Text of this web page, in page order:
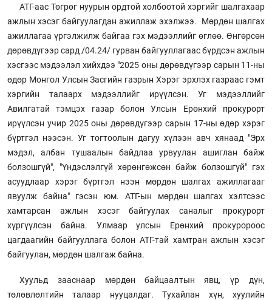
АТГ-аас Төгрөг нуурын ордтой холбоотой хэргийг шалгахаар
ажлын хэсэг байгуулагдан ажиллаж эхэлжээ. Мөрдөн шалгах
ажиллагаа үргэлжилж байгаа гэх мэдээллийг өглөө. Өнгөрсөн
дөрөвдүгээр сард /04.24/ гурван байгууллагаас бүрдсэн ажлын
хэсгээс мэдээлэл хийхдээ "2025 оны дөрөвдүгээр сарын 11-ны
өдөр Монгол Улсын Засгийн газрын Хэрэг эрхлэх газраас гэмт
хэргийн талаарх мэдээллийг ирүүлсэн. Уг мэдээллийг
Авилгатай тэмцэх газар болон Улсын Ерөнхий прокурорт
ирүүлсэн учир 2025 оны дөрөвдүгээр сарын 17-ны өдөр хэрэг
бүртгэл нээсэн. Уг тогтоолын дагуу хүлээн авч хянаад "Эрх
мэдэл, албан тушаалын байдлаа урвуулан ашиглан байж
болзошгүй", "Үндэслэлгүй хөрөнгөжсөн байж болзошгүй" гэх
асуудлаар хэрэг бүртгэл нээн мөрдөн шалгах ажиллагааг
явуулж байна" гэсэн юм. АТГ-ын мөрдөн шалгах хэлтсээс
хамтарсан ажлын хэсэг байгуулах саналыг прокурорт
хүргүүлсэн байна. Улмаар улсын Ерөнхий прокуророос
цагдаагийн байгууллага болон АТГ-тай хамтран ажлын хэсэг
байгуулан, мөрдөн шалгаж байна.
Хуульд зааснаар мөрдөн байцаалтын явц, үр дүн,
төлөвлөлтийн талаар нууцалдаг. Тухайлан хүн, хуулийн